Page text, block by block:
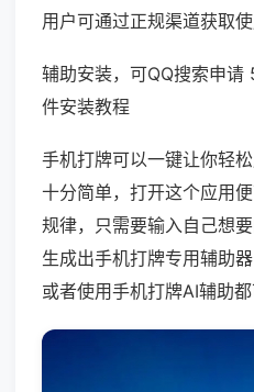
用户可通过正规渠道获取使
辅助安装，可QQ搜索申
件安装教程
手机打牌可以一键让你轻
十分简单，打开这个应用
规律，只需要输入自己想
生成出手机打牌专用辅助
或者使用手机打牌AI辅助都